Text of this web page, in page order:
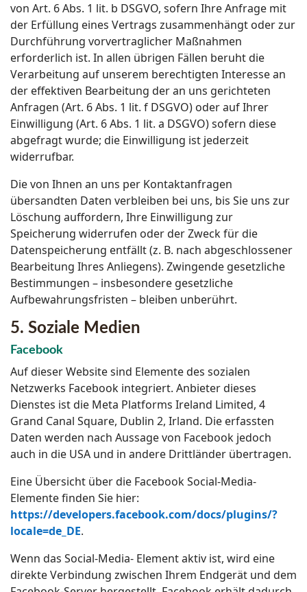
von Art. 6 Abs. 1 lit. b DSGVO, sofern Ihre Anfrage mit
der Erfüllung eines Vertrags zusammenhängt oder zur
Durchführung vorvertraglicher Maßnahmen
erforderlich ist. In allen übrigen Fällen beruht die
Verarbeitung auf unserem berechtigten Interesse an
der effektiven Bearbeitung der an uns gerichteten
Anfragen (Art. 6 Abs. 1 lit. f DSGVO) oder auf Ihrer
Einwilligung (Art. 6 Abs. 1 lit. a DSGVO) sofern diese
abgefragt wurde; die Einwilligung ist jederzeit
widerrufbar.
Die von Ihnen an uns per Kontaktanfragen
übersandten Daten verbleiben bei uns, bis Sie uns zur
Löschung auffordern, Ihre Einwilligung zur
Speicherung widerrufen oder der Zweck für die
Datenspeicherung entfällt (z. B. nach abgeschlossener
Bearbeitung Ihres Anliegens). Zwingende gesetzliche
Bestimmungen – insbesondere gesetzliche
Aufbewahrungsfristen – bleiben unberührt.
5. Soziale Medien
Facebook
Auf dieser Website sind Elemente des sozialen
Netzwerks Facebook integriert. Anbieter dieses
Dienstes ist die Meta Platforms Ireland Limited, 4
Grand Canal Square, Dublin 2, Irland. Die erfassten
Daten werden nach Aussage von Facebook jedoch
auch in die USA und in andere Drittländer übertragen.
Eine Übersicht über die Facebook Social-Media-
Elemente finden Sie hier:
https://developers.facebook.com/docs/plugins/?
locale=de_DE.
Wenn das Social-Media- Element aktiv ist, wird eine
direkte Verbindung zwischen Ihrem Endgerät und dem